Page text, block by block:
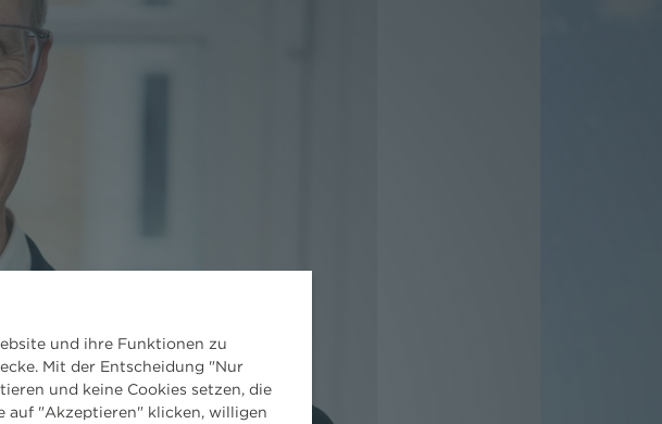
und ihre Funktionen zu
Mit der Entscheidung "Nur
und keine Cookies setzen, die
auf "Akzeptieren" klicken, willigen